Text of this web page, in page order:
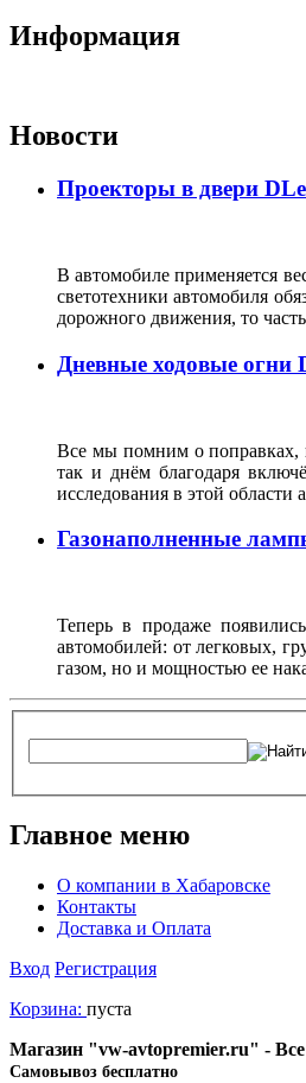
Информация
Новости
Проекторы в двери
В автомобиле применяется
светотехники автомобиля
дорожного движения, то
Дневные ходовые огни
Все мы помним о поправках,
так и днём благодаря
исследования в этой
Газонаполненные
Теперь в продаже
автомобилей: от легковых,
газом, но и мощностью ее
Главное меню
О компании в Хабаровске
Контакты
Доставка и Оплата
Вход Регистрация
Корзина: пуста
Магазин "vw-avtopremier.ru" -
Cамовывоз бесплатно